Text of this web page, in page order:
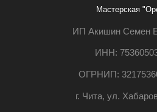
Мастерская
ИП Акишин Семен
ИНН:
ОГРНИП:
г. Чита, ул.